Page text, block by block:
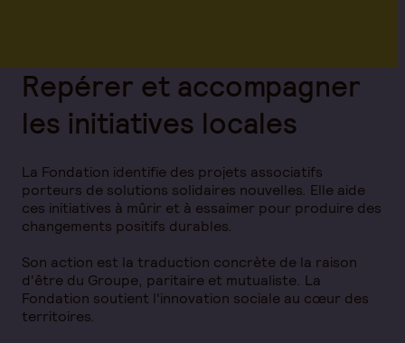
Repérer et accompagner
les initiatives locales
La Fondation identifie des projets associatifs
porteurs de solutions solidaires nouvelles. Elle aide
ces initiatives à mûrir et à essaimer pour produire des
changements positifs durables.
Son action est la traduction concrète de la raison
d'être du Groupe, paritaire et mutualiste. La
Fondation soutient l'innovation sociale au cœur des
territoires.